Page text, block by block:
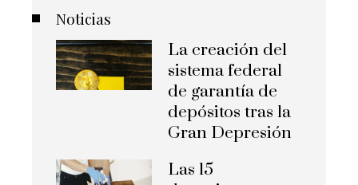
Noticias
La creación del
sistema federal
de garantía de
depósitos tras la
Gran Depresión
Las 15